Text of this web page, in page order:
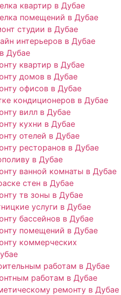
квартир в Дубае
помещений в Дубае
студии в Дубае
интерьеров в Дубае
Дубае
квартир в Дубае
домов в Дубае
офисов в Дубае
кондиционеров в Дубае
вилл в Дубае
кухни в Дубае
отелей в Дубае
ресторанов в Дубае
в Дубае
ванной комнаты в Дубае
стен в Дубае
тв зоны в Дубае
услуги в Дубае
бассейнов в Дубае
помещений в Дубае
коммерческих
работам в Дубае
работам в Дубае
ремонту в Дубае